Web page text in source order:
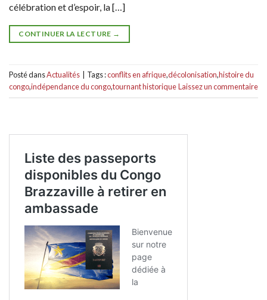
célébration et d’espoir, la […]
CONTINUER LA LECTURE →
Posté dansActualités Tags :conflits en afrique,décolonisation,histoire du
congo,indépendance du congo,tournant historiqueLaissez un commentaire